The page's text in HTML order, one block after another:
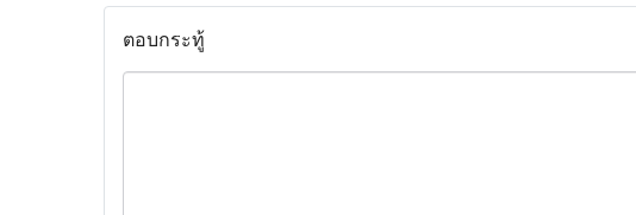
ตอบกระทู้